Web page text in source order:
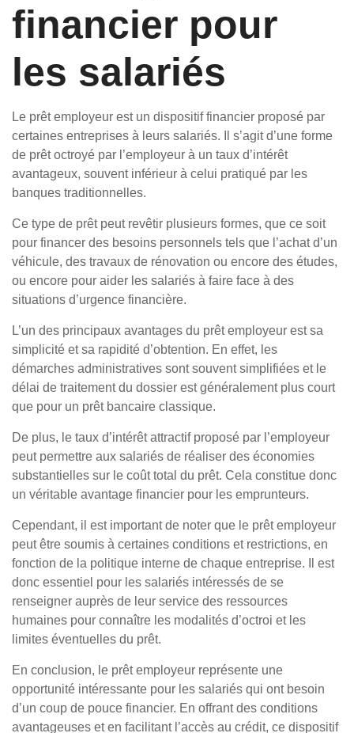
financier pour
les salariés
Le prêt employeur est un dispositif financier proposé par
certaines entreprises à leurs salariés. Il s’agit d’une forme
de prêt octroyé par l’employeur à un taux d’intérêt
avantageux, souvent inférieur à celui pratiqué par les
banques traditionnelles.
Ce type de prêt peut revêtir plusieurs formes, que ce soit
pour financer des besoins personnels tels que l’achat d’un
véhicule, des travaux de rénovation ou encore des études,
ou encore pour aider les salariés à faire face à des
situations d’urgence financière.
L’un des principaux avantages du prêt employeur est sa
simplicité et sa rapidité d’obtention. En effet, les
démarches administratives sont souvent simplifiées et le
délai de traitement du dossier est généralement plus court
que pour un prêt bancaire classique.
De plus, le taux d’intérêt attractif proposé par l’employeur
peut permettre aux salariés de réaliser des économies
substantielles sur le coût total du prêt. Cela constitue donc
un véritable avantage financier pour les emprunteurs.
Cependant, il est important de noter que le prêt employeur
peut être soumis à certaines conditions et restrictions, en
fonction de la politique interne de chaque entreprise. Il est
donc essentiel pour les salariés intéressés de se
renseigner auprès de leur service des ressources
humaines pour connaître les modalités d’octroi et les
limites éventuelles du prêt.
En conclusion, le prêt employeur représente une
opportunité intéressante pour les salariés qui ont besoin
d’un coup de pouce financier. En offrant des conditions
avantageuses et en facilitant l’accès au crédit, ce dispositif